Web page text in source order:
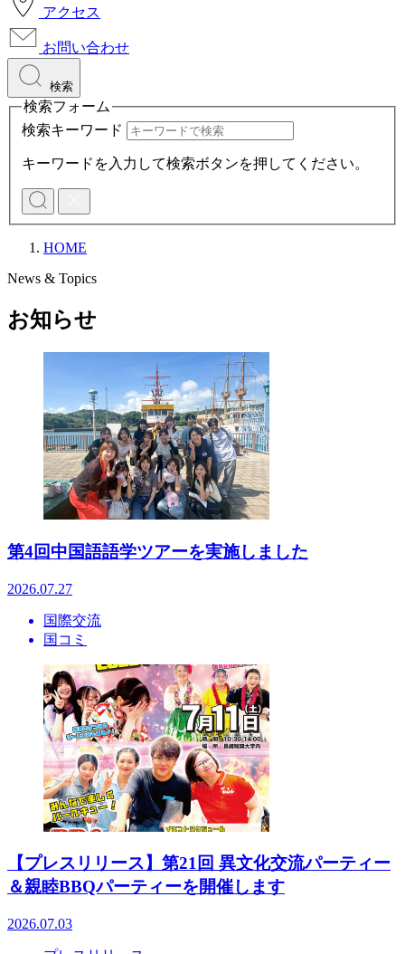
アクセス
お問い合わせ
検索
検索フォーム
検索キーワード
キーワードを入力して検索ボタンを押してください。
HOME
News & Topics
お知らせ
第4回中国語語学ツアーを実施しました
2026.07.27
国際交流
国コミ
【プレスリリース】第21回 異文化交流パーティー
＆親睦BBQパーティーを開催します
2026.07.03